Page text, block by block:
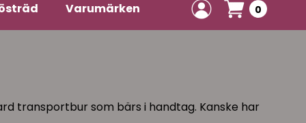
Varumärken 0
transportbur som bärs i handtag. Kanske har